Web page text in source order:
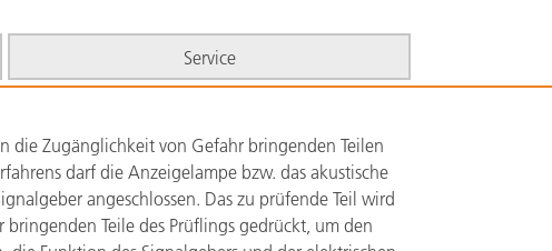
Service
die Zugänglichkeit von Gefahr bringenden Teilen
darf die Anzeigelampe bzw. das akustische
angeschlossen. Das zu prüfende Teil wird
Teile des Prüflings gedrückt, um den